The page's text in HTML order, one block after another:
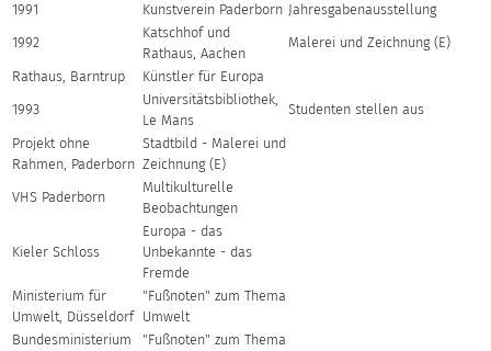
1991 Kunstverein Paderborn Jahresgabenausstellung
1992
Katschhof und
Rathaus, Aachen
Malerei und Zeichnung (E)
Rathaus, Barntrup
Künstler für Europa
1993
Universitätsbibliothek,
Le Mans
Studenten stellen aus
Projekt ohne
Rahmen, Paderborn
Stadtbild - Malerei und
Zeichnung (E)
VHS Paderborn
Multikulturelle
Beobachtungen
Kieler Schloss
Europa - das
Unbekannte - das
Fremde
Ministerium für
Umwelt, Düsseldorf
"Fußnoten" zum Thema
Umwelt
Bundesministerium
"Fußnoten" zum Thema